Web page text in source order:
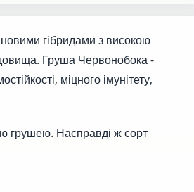
новими гібридами з високою
Груша Червонобока -
міцного імунітету,
грушею. Насправді ж сорт